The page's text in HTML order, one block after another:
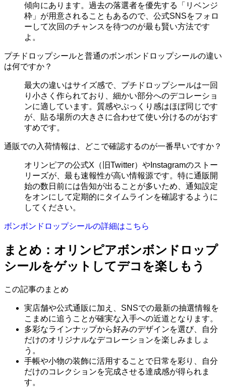
傾向にあります。過去の落選者を優先する「リベンジ
枠」が用意されることもあるので、公式SNSをフォロ
ーして次回のチャンスを待つのが最も賢い方法です
よ。
プチドロップシールと普通のボンボンドロップシールの違い
は何ですか？
最大の違いはサイズ感で、プチドロップシールは一回
り小さく作られており、細かい部分へのデコレーショ
ンに適しています。質感やぷっくり感はほぼ同じです
が、貼る場所の大きさに合わせて使い分けるのがおす
すめです。
通販での入荷情報は、どこで確認するのが一番早いですか？
オリンピアの公式X（旧Twitter）やInstagramのストー
リーズが、最も速報性が高い情報源です。特に通販開
始の数日前には告知が出ることが多いため、通知設定
をオンにして定期的にタイムラインを確認するように
してください。
ボンボンドロップシールの詳細はこちら
まとめ：オリンピアボンボンドロップ
シールをゲットしてデコを楽しもう
この記事のまとめ
実店舗や公式通販に加え、SNSでの最新の抽選情報を
こまめに追うことが確実な入手への近道となります。
多彩なラインナップから好みのデザインを選び、自分
だけのオリジナルなデコレーションを楽しみましょ
う。
手帳や小物の装飾に活用することで日常を彩り、自分
だけのコレクションを完成させる達成感が得られま
す。